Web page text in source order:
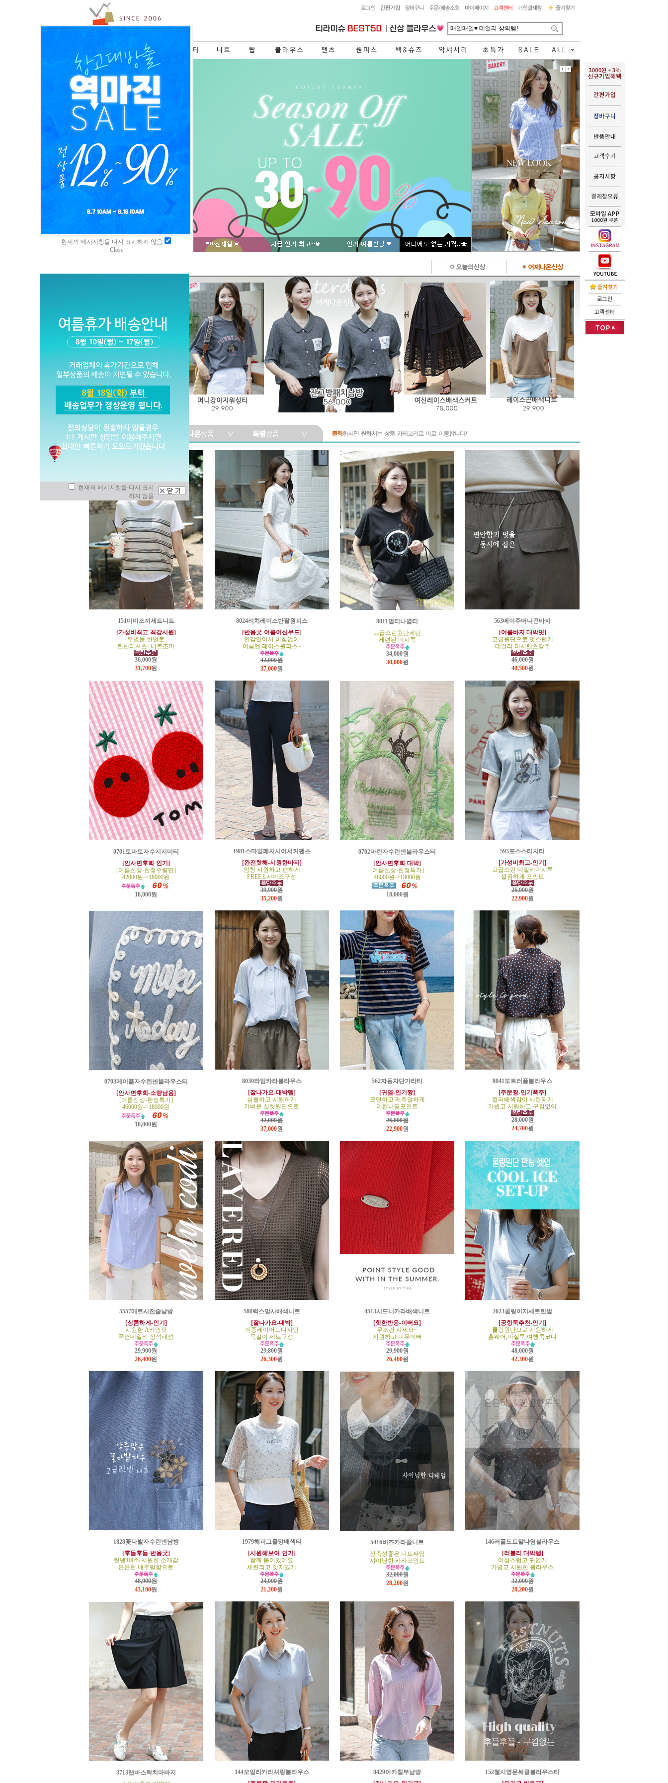
151미미조끼세트니트
[가성비최고-최강시원]
두벌을 한벌로
린넨티셔츠+니트조끼
36,000원
31,700원
8024리치레이스반팔원피스
[반응굿-여름여신무드]
안감있어서 비침없이
여름엔 레이스원피스~
42,000원
37,000원
8011멀티나염티
고급스런원단패턴
세련된 미시룩
34,000원
30,000원
563메이주머니끈바지
[여름바지 대박핏]
고급원단으로 멋스럽게
데일리 미시팬츠강추
46,000원
40,500원
0701토마토자수지지미티
[안사면후회-인기]
[여름신상-한정수량만]
42000원->18000원
18,000원
1981스마일패치시어서커팬츠
[완전핫해-시원한바지]
엄청 시원하고 편하게
FREE,L사이즈구성
39,900원
35,200원
0702마린자수린넨블라우스티
[안사면후회-대박]
[여름신상-한정특가]
48000원->18000원
18,000원
593포스스티치티
[가성비최고-인기]
고급스런 데일리미시룩
깔끔하게 포인트
26,000원
22,900원
0703메이플자수린넨블라우스티
[안사면후회-소량남음]
[여름신상-한정특가]
46000원->18000원
18,000원
8030라임카라블라우스
[잘나가요-대박템]
심플하고 시원하게
가벼운 실켓원단으로
42,000원
37,000원
562자동차단가라티
[귀염-인기짱]
모던하고 캐쥬얼하게
이쁜나염포인트
26,000원
22,900원
8041도트러플블라우스
[주문짱-인기폭주]
컬러배색감이 세련되게
가볍고 시원하고 구김없이
28,000원
24,700원
5557메르시잔줄남방
[상콤하게-인기]
시원한 A라인핏
폭염데일리 정석패션
29,900원
26,400원
580럭스망사배색니트
[잘나가요-대박]
이중레이어드디자인
목걸이 세트구성
29,800원
26,300원
4513시드니카라배색니트
[핫한반응-이뻐요]
무조건 사세요~
시원하고 너무이뻐
29,900원
26,400원
2623쿨링이지세트한벌
[공항룩추천-인기]
쿨링원단으로 시원하게
홈웨어,마실룩,여행룩코디
48,000원
42,300원
1828꽃다발자수린넨남방
[후들후들-반응굿]
린넨100% 시원한 소재감
은은한 내추럴함으로
48,900원
43,100원
1979해피그물망배색티
[시원해보여-인기]
함께 붙어있어요
세련되고 엣지있게
24,000원
21,200원
5416비즈카라쫄니트
신축성좋은 니트짜임
샤이닝한 카라포인트
32,000원
28,200원
146러플도트말나염블라우스
[러블리 대박템]
여성스럽고 귀엽게
가볍고 시원한 블라우스
32,000원
28,200원
3713랩바스락치마바지
144오일리카라셔링블라우스
8429아카칠부남방
152첼시영문써클블라우스티
현재의 메시지창을 다시 표시하지 않음
Close
현재의 메시지창을 다시 표시
하지 않음